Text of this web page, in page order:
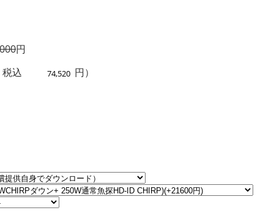
円
込
円）